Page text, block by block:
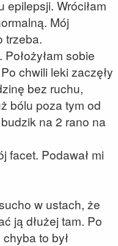
epilepsji. Wróciłam
Mój
trzeba.
sobie
chwili leki zaczęły
bez ruchu,
bólu poza tym od
na 2 rano na
facet. Podawał mi
w ustach, że
ją dłużej tam. Po
to był